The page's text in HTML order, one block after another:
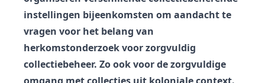
instellingen bijeenkomsten om aandacht te
vragen voor het belang van
herkomstonderzoek voor zorgvuldig
collectiebeheer. Zo ook voor de zorgvuldige